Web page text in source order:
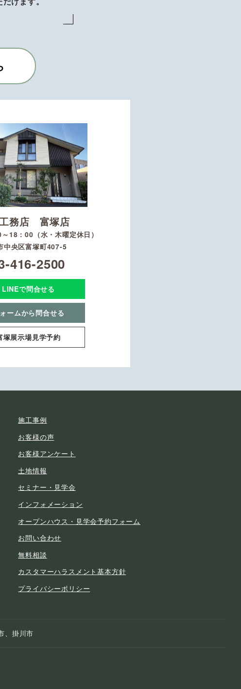
務店 富塚店
18：00（水・木曜定休日）
中央区富塚町407-5
416-2500
LINEで問合せる
ームから問合せる
塚展示場見学予約
施工事例
お客様の声
お客様アンケート
土地情報
セミナー・見学会
インフォメーション
オープンハウス・見学会予約フォーム
お問い合わせ
無料相談
カスタマーハラスメント基本方針
プライバシーポリシー
、掛川市